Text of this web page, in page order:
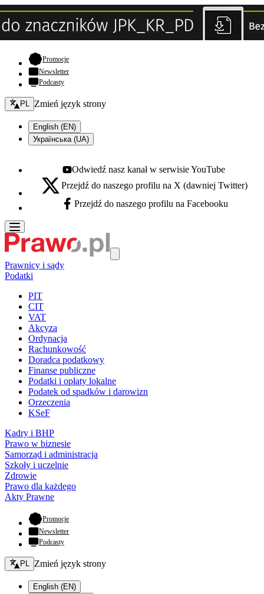
Promocje- otwiera się w nowej karcie
Newsletter
Podcasty
Zmień język - bieżący:
PL Zmień język strony
English (EN)
Українська (UA)
Youtube - otwiera się w nowej karcie
Odwiedź nasz kanał w serwisie YouTube
X - otwiera się w nowej karcie
Przejdź do naszego profilu na X (dawniej Twitter)
Facebook - otwiera się w nowej karcie
Przejdź do naszego profilu na Facebooku
Prawnicy i sądy
Podatki
PIT
CIT
VAT
Akcyza
Ordynacja
Rachunkowość
Doradca podatkowy
Finanse publiczne
Podatki i opłaty lokalne
Podatek od spadków i darowizn
Orzeczenia
KSeF
Kadry i BHP
Prawo w biznesie
Samorząd i administracja
Szkoły i uczelnie
Zdrowie
Prawo dla każdego
Akty Prawne
Promocje- otwiera się w nowej karcie
Newsletter
Podcasty
Zmień język - bieżący:
PL Zmień język strony
English (EN)